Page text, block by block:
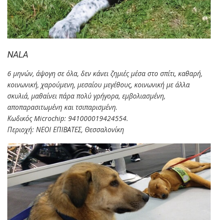
NALA
6 μηνών, άψογη σε όλα, δεν κάνει ζημιές μέσα στο σπίτι, καθαρή,
κοινωνική, χαρούμενη, μεσαίου μεγέθους, κοινωνική με άλλα
σκυλιά, μαθαίνει πάρα πολύ γρήγορα, εμβολιασμένη,
αποπαρασιτωμένη και τσιπαρισμένη.
Κωδικός Microchip: 941000019424554.
Περιοχή: ΝΕΟΙ ΕΠΙΒΑΤΕΣ, Θεσσαλονίκη